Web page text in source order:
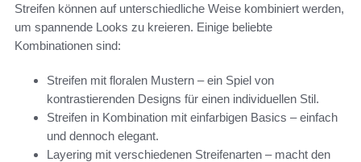
Streifen können auf unterschiedliche Weise kombiniert werden,
um spannende Looks zu kreieren. Einige beliebte
Kombinationen sind:
Streifen mit floralen Mustern – ein Spiel von
kontrastierenden Designs für einen individuellen Stil.
Streifen in Kombination mit einfarbigen Basics – einfach
und dennoch elegant.
Layering mit verschiedenen Streifenarten – macht den